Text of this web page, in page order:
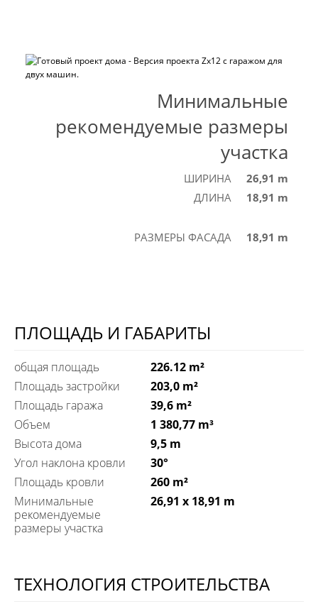
Минимальные
рекомендуемые размеры
участка
ШИРИНА
26,91 m
ДЛИНА
18,91 m
РАЗМЕРЫ ФАСАДА 18,91 m
ПЛОЩАДЬ И ГАБАРИТЫ
общая площадь
226.12 m²
Площадь застройки
203,0 m²
Площадь гаража
39,6 m²
Объем
1 380,77 m³
Высота дома
9,5 m
Угол наклона кровли
30°
Площадь кровли
260 m²
Минимальные
рекомендуемые
размеры участка
26,91 x 18,91 m
ТЕХНОЛОГИЯ СТРОИТЕЛЬСТВА